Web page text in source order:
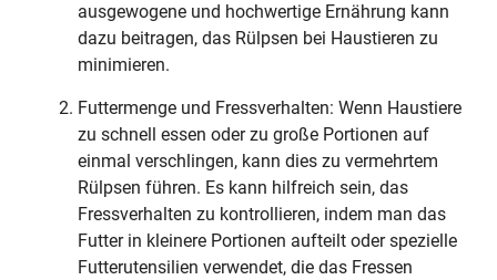
ausgewogene und hochwertige Ernährung kann
dazu beitragen, das Rülpsen bei Haustieren zu
minimieren.
Futtermenge und Fressverhalten: Wenn Haustiere
zu schnell essen oder zu große Portionen auf
einmal verschlingen, kann dies zu vermehrtem
Rülpsen führen. Es kann hilfreich sein, das
Fressverhalten zu kontrollieren, indem man das
Futter in kleinere Portionen aufteilt oder spezielle
Futterutensilien verwendet, die das Fressen